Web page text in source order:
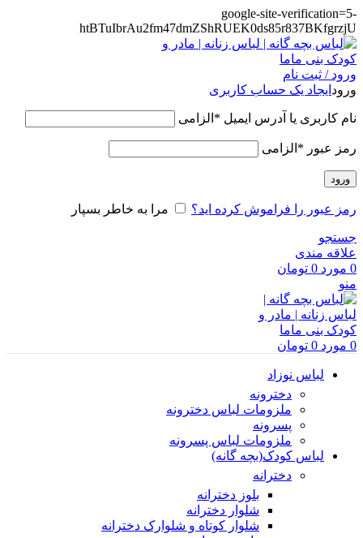
google-site-verification=5-
htBTuIbrAu2fm47dmZShRUEK0ds85r837BKfgrzjU
ورود / ثبت نام
ورود ایجاد یک حساب کاربری
نام کاربری یا آدرس ایمیل * الزامی
رمز عبور * الزامی
ورود
رمز عبور را فراموش کرده اید؟ مرا به خاطر بسپار
جستجو
علاقه مندی
0 مورد 0 تومان
منو
0 مورد 0 تومان
لباس نوزاد
دخترونه
ملزومات لباس دخترونه
پسرونه
ملزومات لباس پسرونه
لباس کودک(بچه گانه)
دخترانه
بلوز دخترانه
شلوار دخترانه
شلوار کوتاه و شلوارک دخترانه